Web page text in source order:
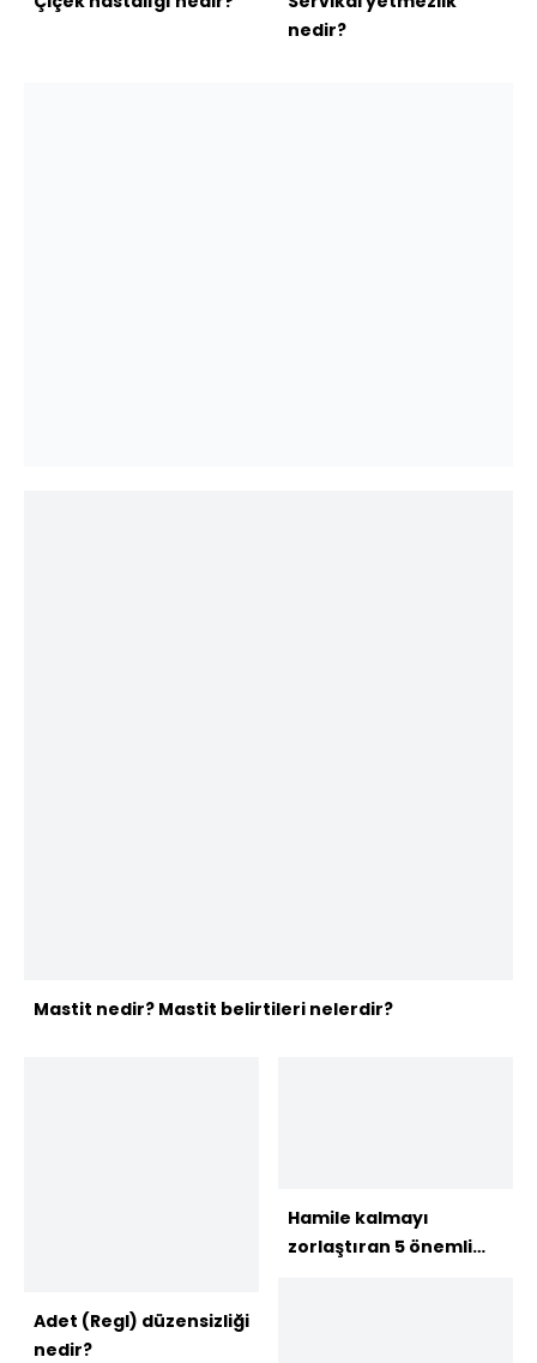
nedir?
Mastit nedir? Mastit belirtileri nelerdir?
Adet (Regl) düzensizliği
nedir?
Hamile kalmayı
zorlaştıran 5 önemli